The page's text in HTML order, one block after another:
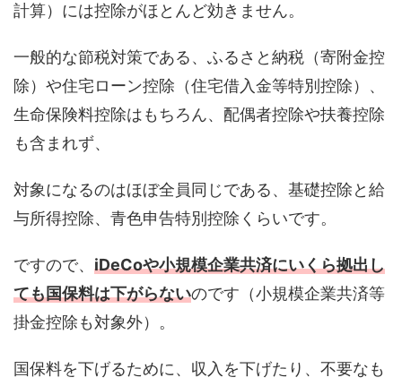
計算）には控除がほとんど効きません。
一般的な節税対策である、ふるさと納税（寄附金控
除）や住宅ローン控除（住宅借入金等特別控除）、
生命保険料控除はもちろん、配偶者控除や扶養控除
も含まれず、
対象になるのはほぼ全員同じである、基礎控除と給
与所得控除、青色申告特別控除くらいです。
ですので、 iDeCoや小規模企業共済にいくら拠出し
ても国保料は下がらないのです（小規模企業共済等
掛金控除も対象外）。
国保料を下げるために、収入を下げたり、不要なも